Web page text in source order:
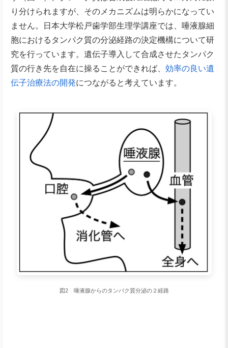
り分けられますが、そのメカニズムは明らかになってい
ません。日本大学松戸歯学部生理学講座では、唾液腺細
胞におけるタンパク質の分泌経路の決定機構について研
究を行っています。遺伝子導入して合成させたタンパク
質の行き先を自在に操ることができれば、 効率の良い遺
伝子治療法の開発につながると考えています。
図2 唾液腺からのタンパク質分泌の２経路